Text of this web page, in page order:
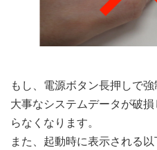
もし、電源ボタン長押しで
大事なシステムデータが破
らなくなります。
また、起動時に表示される